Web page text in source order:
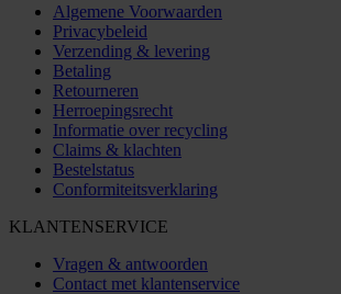
Algemene Voorwaarden
Privacybeleid
Verzending & levering
Betaling
Retourneren
Herroepingsrecht
Informatie over recycling
Claims & klachten
Bestelstatus
Conformiteitsverklaring
KLANTENSERVICE
Vragen & antwoorden
Contact met klantenservice